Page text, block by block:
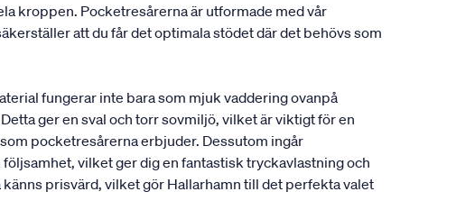
kroppen. Pocketresårerna är utformade med vår
att du får det optimala stödet där det behövs som
fungerar inte bara som mjuk vaddering ovanpå
ger en sval och torr sovmiljö, vilket är viktigt för en
pocketresårerna erbjuder. Dessutom ingår
vilket ger dig en fantastisk tryckavlastning och
prisvärd, vilket gör Hallarhamn till det perfekta valet